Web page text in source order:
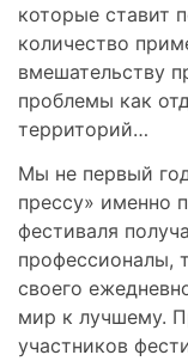
которые ставит
количество
вмешательству
проблемы как
территорий…
Мы не первый
прессу» именно
фестиваля
профессионалы,
своего
мир к лучшему.
участников